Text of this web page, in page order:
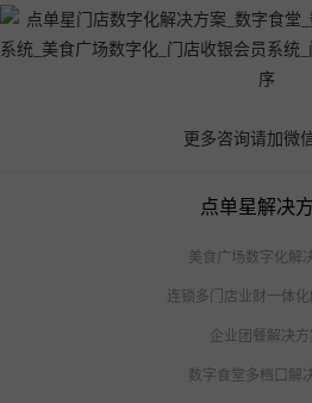
更多咨询请加微
点单星解决
美食广场数字化解
连锁多门店业财一体
企业团餐解决方
数字食堂多档口解